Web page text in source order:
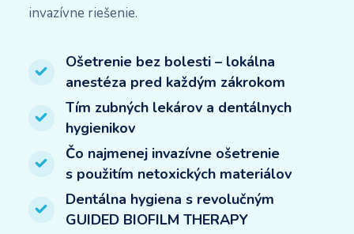
invazívne riešenie.
Ošetrenie bez bolesti – lokálna
anestéza pred každým zákrokom
Tím zubných lekárov a dentálnych
hygienikov
Čo najmenej invazívne ošetrenie
s použitím netoxických materiálov
Dentálna hygiena s revolučným
GUIDED BIOFILM THERAPY